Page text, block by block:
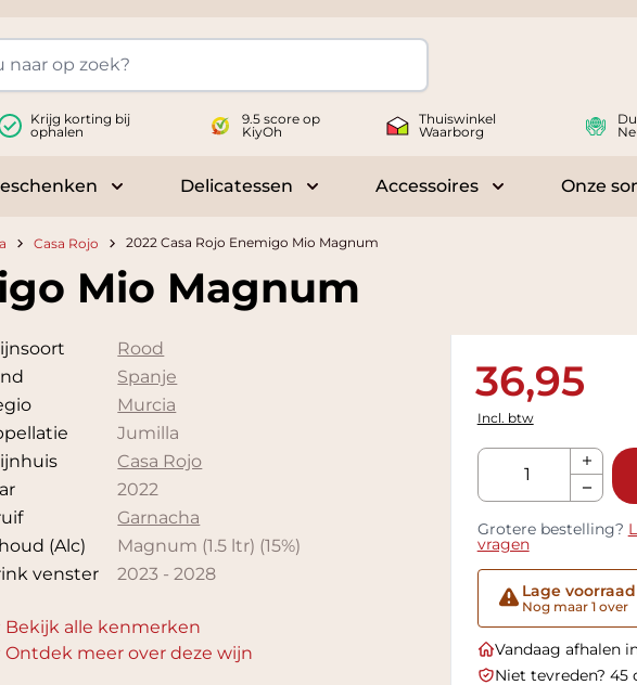
Krijg korting bij
ophalen
9.5 score op
KiyOh
Thuiswinkel
Waarborg
for WijnenToggle submenu for Geschenken
Delicatessen
Toggle submenu for Delicatessen
Accessoires
Toggle
Onze
Casa Rojo 2022 Casa Rojo Enemigo Mio Magnum
Mio Magnum
Rood
Spanje
Murcia
Jumilla
Casa Rojo
2022
Garnacha
(Alc)
Magnum (1.5 ltr) (15%)
venster
2023 -2028
Bekijk alle kenmerken
Ontdek meer over deze wijn
36,95
Incl. btw
Aantal
Grotere bestelling?
vragen
Lage voorraad
Nog maar 1 over
Vandaag afhalen
Niet tevreden? 45